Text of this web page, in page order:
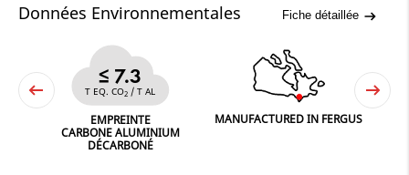
Données Environnementales Fiche détaillée
≤ 7.3
T EQ. CO2 / T AL
EMPREINTE
CARBONE ALUMINIUM
DÉCARBONÉ
MANUFACTURED IN FERGUS